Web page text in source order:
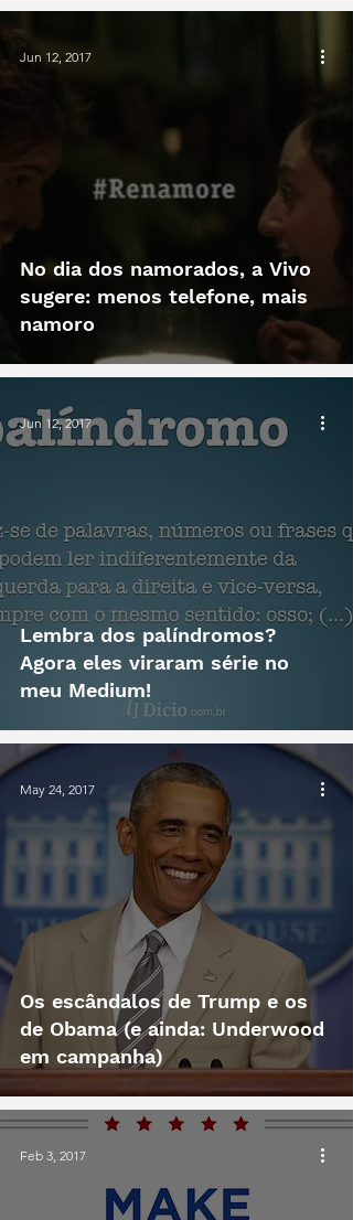
No dia dos namorados, a Vivo
sugere: menos telefone, mais
namoro
Jun 12, 2017
Lembra dos palíndromos?
Agora eles viraram série no
meu Medium!
Jun 12, 2017
Os escândalos de Trump e os
de Obama (e ainda: Underwood
em campanha)
May 24, 2017
Feb 3, 2017